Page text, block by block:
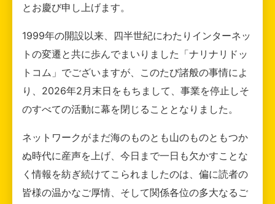
とお慶び申し上げます。
1999年の開設以来、四半世紀にわたりインターネッ
トの変遷と共に歩んでまいりました「ナリナリドッ
トコム」でございますが、このたび諸般の事情によ
り、2026年2月末日をもちまして、事業を停止しそ
のすべての活動に幕を閉じることとなりました。
ネットワークがまだ海のものとも山のものともつか
ぬ時代に産声を上げ、今日まで一日も欠かすことな
く情報を紡ぎ続けてこられましたのは、偏に読者の
皆様の温かなご厚情、そして関係各位の多大なるご